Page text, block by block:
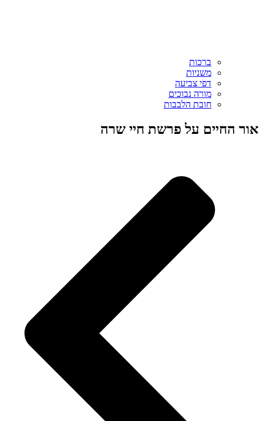
ברכות
משניות
דפי צביעה
מורה נבוכים
חובת הלבבות
אור החיים על פרשת חיי שרה